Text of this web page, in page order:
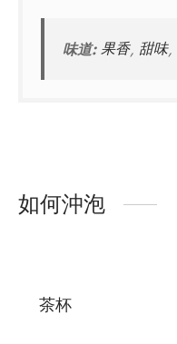
味道: 果香, 甜味,
如何沖泡
茶杯